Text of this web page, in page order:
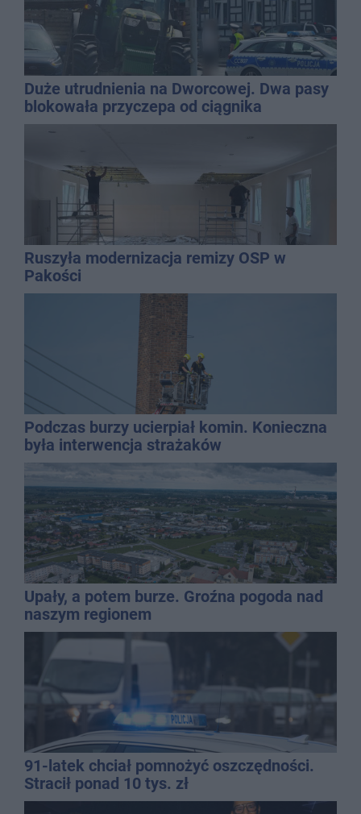
Duże utrudnienia na Dworcowej. Dwa pasy
blokowała przyczepa od ciągnika
Ruszyła modernizacja remizy OSP w
Pakości
Podczas burzy ucierpiał komin. Konieczna
była interwencja strażaków
Upały, a potem burze. Groźna pogoda nad
naszym regionem
91-latek chciał pomnożyć oszczędności.
Stracił ponad 10 tys. zł